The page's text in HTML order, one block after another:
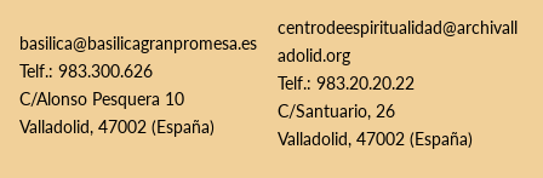
basilica@basilicagranpromesa.es
Telf.: 983.300.626
C/Alonso Pesquera 10
Valladolid, 47002 (España)
centrodeespiritualidad@archivall
adolid.org
Telf.: 983.20.20.22
C/Santuario, 26
Valladolid, 47002 (España)